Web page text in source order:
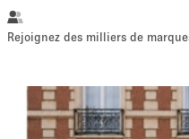
Vente au
détail
Showroom
Rejoignez des milliers de